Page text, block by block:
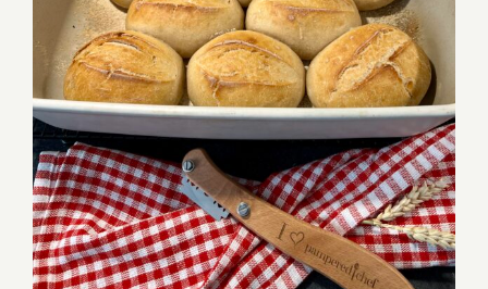
Alltagsbrötchen